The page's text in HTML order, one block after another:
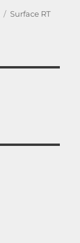
タ
Surface RT